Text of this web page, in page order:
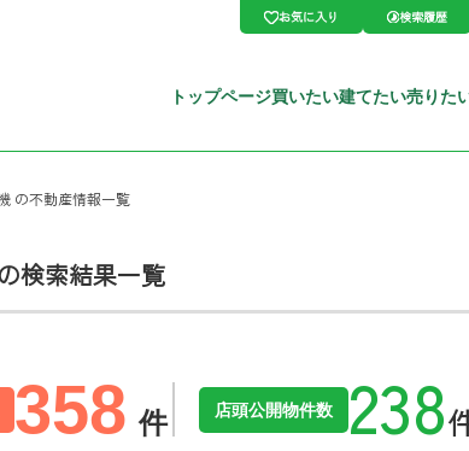
お気に入り 検索履歴
トップページ買いたい建てたい売りた
の不動産情報一覧
検索結果一覧
358 件 店頭公開物件数